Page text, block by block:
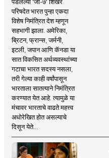
परिषदेत भारत पुन्हा एकदा
विशेष निमंत्रित देश म्हणून
सहभागी झाला. अमेरिका,
ब्रिटन, फ्रान्स, जर्मनी,
इटली, जपान आणि कॅनडा या
सात विकसित अर्थव्यवस्थांच्या
गटाचा भारत सदस्य नसला,
तरी गेल्या काही वर्षांपासून
भारताला सातत्याने निमंत्रित
करण्यात येत आहे. त्यामुळे या
मंचावर भारताचे वाढते महत्त्व
अधोरेखित होत असल्याचे
दिसून येते...